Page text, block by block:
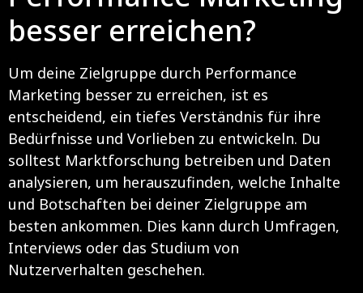
besser erreichen?
Um deine Zielgruppe durch Performance
Marketing besser zu erreichen, ist es
entscheidend, ein tiefes Verständnis für ihre
Bedürfnisse und Vorlieben zu entwickeln. Du
solltest Marktforschung betreiben und Daten
analysieren, um herauszufinden, welche Inhalte
und Botschaften bei deiner Zielgruppe am
besten ankommen. Dies kann durch Umfragen,
Interviews oder das Studium von
Nutzerverhalten geschehen.